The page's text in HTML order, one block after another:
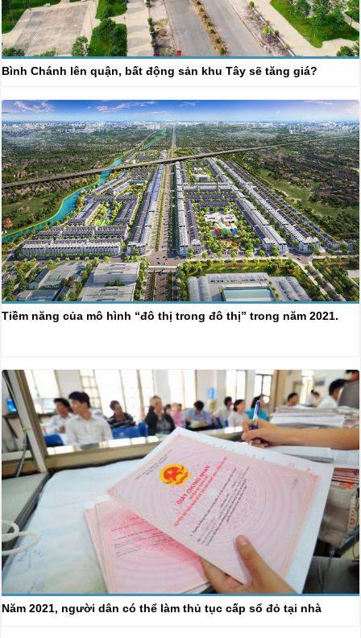
Bình Chánh lên quận, bất động sản khu Tây sẽ tăng giá?
Tiềm năng của mô hình “đô thị trong đô thị” trong năm 2021.
Năm 2021, người dân có thể làm thủ tục cấp sổ đỏ tại nhà